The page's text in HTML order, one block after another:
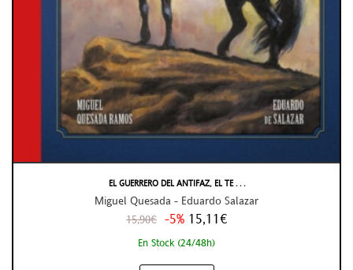
EL GUERRERO DEL ANTIFAZ, EL TE . . .
Miguel Quesada - Eduardo Salazar
15,90€ -5% 15,11€
En Stock (24/48h)